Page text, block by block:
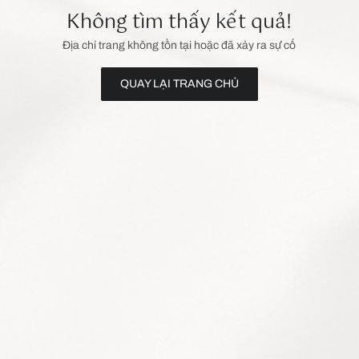
Không tìm thấy kết quả!
Địa chỉ trang không tồn tại hoặc đã xảy ra sự cố
QUAY LẠI TRANG CHỦ